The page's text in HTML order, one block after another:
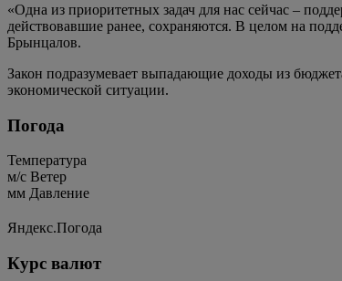
«Одна из приоритетных задач для нас сейчас –
действовавшие ранее, сохраняются. В целом на
Брынцалов.
Закон подразумевает выпадающие доходы из
экономической ситуации.
Погода
Температура
м/c Ветер
мм Давление
Яндекс.Погода
Курс валют